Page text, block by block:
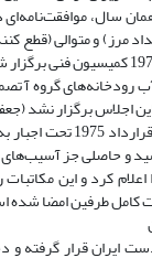
قراردادهای 1913 و 1914
برای اجرای مفاد
برگزار نشد (جعفری
طرفین امضا شده
ایران قرار